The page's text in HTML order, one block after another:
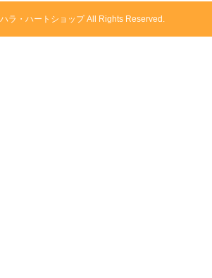
ラ・ハートショップ All Rights Reserved.